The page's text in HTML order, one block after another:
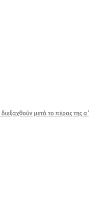
μετά το πέρας της α΄